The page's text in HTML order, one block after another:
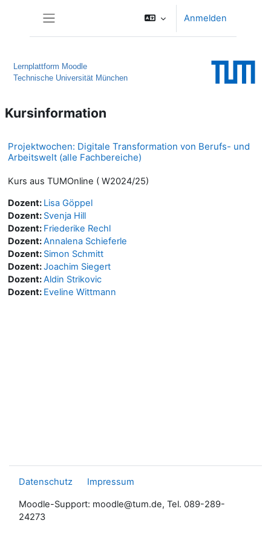
Anmelden
Lernplattform Moodle
Technische Universität München
Kursinformation
Projektwochen: Digitale Transformation von Berufs- und
Arbeitswelt (alle Fachbereiche)
Kurs aus TUMOnline ( W2024/25)
Dozent: Lisa Göppel
Dozent: Svenja Hill
Dozent: Friederike Rechl
Dozent:Annalena Schieferle
Dozent: Simon Schmitt
Dozent:Joachim Siegert
Dozent:Aldin Strikovic
Dozent: Eveline Wittmann
Datenschutz Impressum
Moodle-Support: moodle@tum.de, Tel. 089-289-
24273